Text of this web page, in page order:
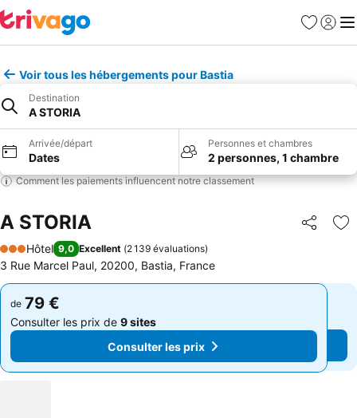
Favoris
Se
Voir tous les hébergements pour Bastia
Destination
A STORIA
Arrivée/départ
Dates
Personnes et chambres
2 personnes, 1 chambre
Comment les paiements influencent notre classement
A STORIA Partager
3 Étoiles
Hôtel 9,0 Excellent (2 139 évaluations)
3 Rue Marcel Paul, 20200, Bastia, France
de 79 €
Consulter les prix de 9 sites
Consulter les prix
de 79 €
Consulter les prix de 9 sites
Consulter les prix